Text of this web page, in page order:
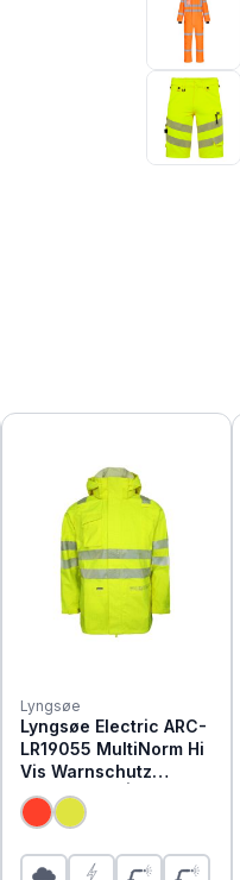
Lyngsøe
Lyngsøe Electric ARC-
LR19055 MultiNorm Hi
Vis Warnschutz
Regenjacke | APC1